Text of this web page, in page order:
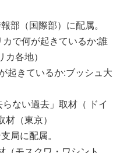
部（国際部）に配属。
で何が起きているか:誰
各地）
起きているか:ブッシュ大
ない過去」取材（ ドイ
（東京）
局に配属。